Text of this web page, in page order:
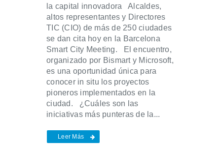
la capital innovadora Alcaldes,
altos representantes y Directores
TIC (CIO) de más de 250 ciudades
se dan cita hoy en la Barcelona
Smart City Meeting. El encuentro,
organizado por Bismart y Microsoft,
es una oportunidad única para
conocer in situ los proyectos
pioneros implementados en la
ciudad. ¿Cuáles son las
iniciativas más punteras de la...
Leer Más